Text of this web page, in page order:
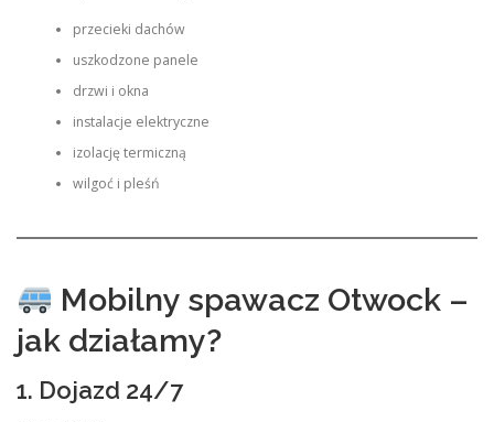
przecieki dachów
uszkodzone panele
drzwi i okna
instalacje elektryczne
izolację termiczną
wilgoć i pleśń
Mobilny spawacz Otwock –
jak działamy?
1. Dojazd 24/7